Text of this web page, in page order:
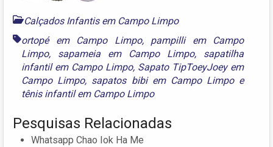
Calçados Infantis em Campo Limpo
ortopé em Campo Limpo, pampilli em Campo
Limpo, sapameia em Campo Limpo, sapatilha
infantil em Campo Limpo, Sapato TipToeyJoey em
Campo Limpo, sapatos bibi em Campo Limpoe
tênis infantil em Campo Limpo
Pesquisas Relacionadas
Whatsapp Chao Iok Ha Me